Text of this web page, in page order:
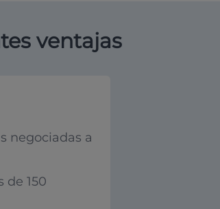
ventajas
negociadas a
de 150